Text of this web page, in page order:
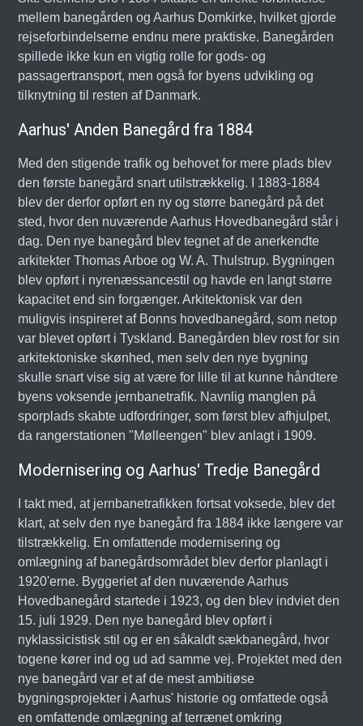
mellem banegården og Aarhus Domkirke, hvilket gjorde
rejseforbindelserne endnu mere praktiske. Banegården
spillede ikke kun en vigtig rolle for gods- og
passagertransport, men også for byens udvikling og
tilknytning til resten af Danmark.
Aarhus' Anden Banegård fra 1884
Med den stigende trafik og behovet for mere plads blev
den første banegård snart utilstrækkelig. I 1883-1884
blev der derfor opført en ny og større banegård på det
sted, hvor den nuværende Aarhus Hovedbanegård står i
dag. Den nye banegård blev tegnet af de anerkendte
arkitekter Thomas Arboe og W. A. Thulstrup. Bygningen
blev opført i nyrenæssancestil og havde en langt større
kapacitet end sin forgænger. Arkitektonisk var den
muligvis inspireret af Bonns hovedbanegård, som netop
var blevet opført i Tyskland. Banegården blev rost for sin
arkitektoniske skønhed, men selv den nye bygning
skulle snart vise sig at være for lille til at kunne håndtere
byens voksende jernbanetrafik. Navnlig manglen på
sporplads skabte udfordringer, som først blev afhjulpet,
da rangerstationen "Mølleengen" blev anlagt i 1909.
Modernisering og Aarhus' Tredje Banegård
I takt med, at jernbanetrafikken fortsat voksede, blev det
klart, at selv den nye banegård fra 1884 ikke længere var
tilstrækkelig. En omfattende modernisering og
omlægning af banegårdsområdet blev derfor planlagt i
1920'erne. Byggeriet af den nuværende Aarhus
Hovedbanegård startede i 1923, og den blev indviet den
15. juli 1929. Den nye banegård blev opført i
nyklassicistisk stil og er en såkaldt sækbanegård, hvor
togene kører ind og ud ad samme vej. Projektet med den
nye banegård var et af de mest ambitiøse
bygningsprojekter i Aarhus' historie og omfattede også
en omfattende omlægning af terrænet omkring